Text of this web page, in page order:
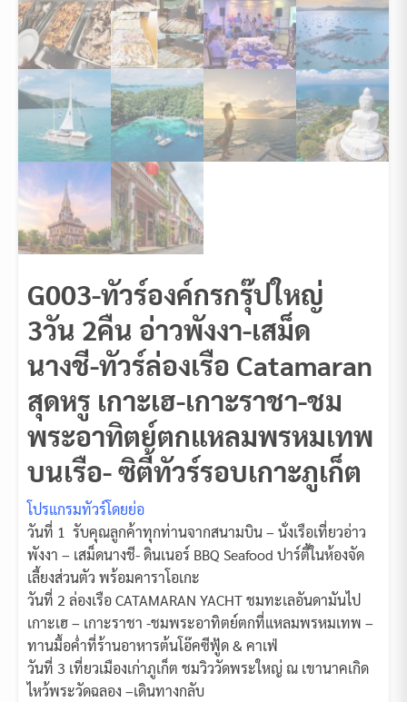
G003-ทัวร์องค์กรกรุ๊ปใหญ่
3วัน 2คืน อ่าวพังงา-เสม็ด
นางชี-ทัวร์ล่องเรือ Catamaran
สุดหรู เกาะเฮ-เกาะราชา-ชม
พระอาทิตย์ตกแหลมพรหมเทพ
บนเรือ- ซิตี้ทัวร์รอบเกาะภูเก็ต
โปรแกรมทัวร์โดยย่อ
วันที่ 1 รับคุณลูกค้าทุกท่านจากสนามบิน – นั่งเรือเที่ยวอ่าว
พังงา – เสม็ดนางชี- ดินเนอร์ BBQ Seafood ปาร์ตี้ในห้องจัด
เลี้ยงส่วนตัว พร้อมคาราโอเกะ
วันที่ 2 ล่องเรือ CATAMARAN YACHT ชมทะเลอันดามันไป
เกาะเฮ – เกาะราชา -ชมพระอาทิตย์ตกที่แหลมพรหมเทพ –
ทานมื้อค่ำที่ร้านอาหารต้นโอ๊คซีฟู้ด & คาเฟ่
วันที่ 3 เที่ยวเมืองเก่าภูเก็ต ชมวิววัดพระใหญ่ ณ เขานาคเกิด
ไหว้พระวัดฉลอง –เดินทางกลับ